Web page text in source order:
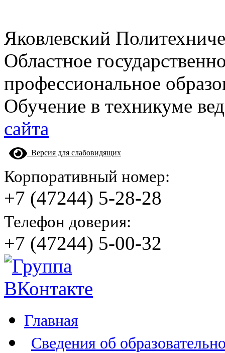
Яковлевский
Областное
профессиональное
Обучение в техникуме
сайта
Версия для слабовидящих
Корпоративный номер:
+7 (47244) 5-28-28
Телефон доверия:
+7 (47244) 5-00-32
Главная
Сведения об